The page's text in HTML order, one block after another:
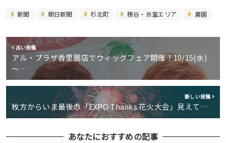
新聞 朝日新聞 杉北町 穂谷・氷室エリア 農園
古い投稿
アル・プラザ香里園店でウィッグフェア開催！10/15(水)
～…
新しい投稿
枚方からいま最後の「EXPO Thanks 花火大会」見えて…
あなたにおすすめの記事